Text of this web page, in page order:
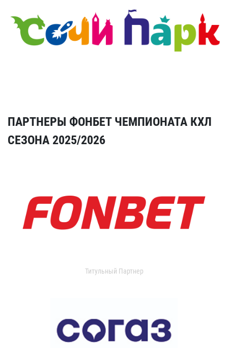
ПАРТНЕРЫ ФОНБЕТ ЧЕМПИОНАТА КХЛ
СЕЗОНА 2025/2026
Титульный Партнер